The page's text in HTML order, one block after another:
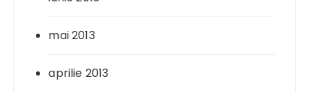
mai 2013
aprilie 2013